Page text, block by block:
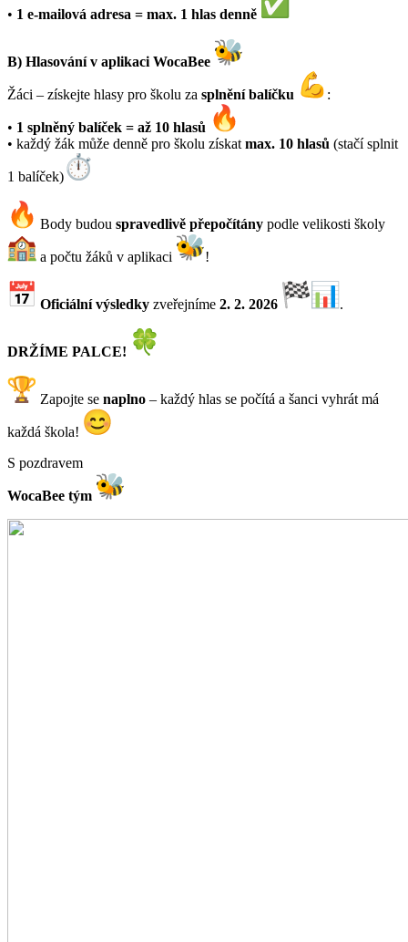
• 1 e-mailová adresa = max. 1 hlas denně
B) Hlasování v aplikaci WocaBee
Žáci – získejte hlasy pro školu za splnění balíčku :
• 1 splněný balíček = až 10 hlasů
• každý žák může denně pro školu získat max. 10 hlasů (stačí splnit
1 balíček)
Body budou spravedlivě přepočítány podle velikosti školy
a počtu žáků v aplikaci !
Oficiální výsledky zveřejníme 2. 2. 2026 .
DRŽÍME PALCE!
Zapojte se naplno – každý hlas se počítá a šanci vyhrát má
každá škola!
S pozdravem
WocaBee tým